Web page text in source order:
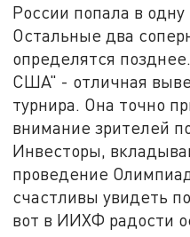
России попала в
Остальные два
определятся
США" - отличная
турнира. Она точно
внимание зрителей
Инвесторы,
проведение
счастливы увидеть
вот в ИИХФ радости